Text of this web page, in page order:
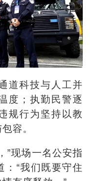
道科技与人工并
度；执勤民警逐
规行为坚持以教
容。
”现场一名公安指
：“我们既要守住